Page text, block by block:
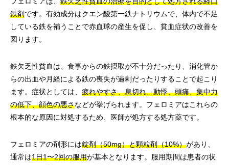
鉄剤です。有効成分はクエン酸第一鉄ナトリウムで、体内で不足
している鉄を補うことで赤血球の産生を促し、貧血症状の改善を
図ります。
鉄欠乏性貧血は、食事からの鉄摂取が不十分だったり、消化管か
らの出血や月経による鉄の喪失が過剰だったりすることで起こり
ます。症状としては、 疲れやすさ、息切れ、動悸、頭痛、集中力
の低下、顔色の悪さなどが挙げられます。フェロミアはこれらの
根本的な原因に対処するため、医師が処方する処方薬です。
フェロミアの剤形には錠剤（50mg）と顆粒剤（10%）があり、
通常は1日1〜2回の服用が基本となります。服用期間は患者の状